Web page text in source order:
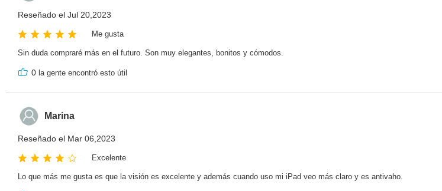
Reseñado el Jul 20,2023
Me gusta
Sin duda compraré más en el futuro. Son muy elegantes, bonitos y cómodos.
0 la gente encontró esto útil
Marina
Reseñado el Mar 06,2023
Excelente
Lo que más me gusta es que la visión es excelente y además cuando uso mi iPad veo más claro y es antivaho.